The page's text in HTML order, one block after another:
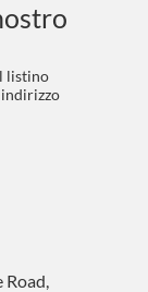
listino
Road,